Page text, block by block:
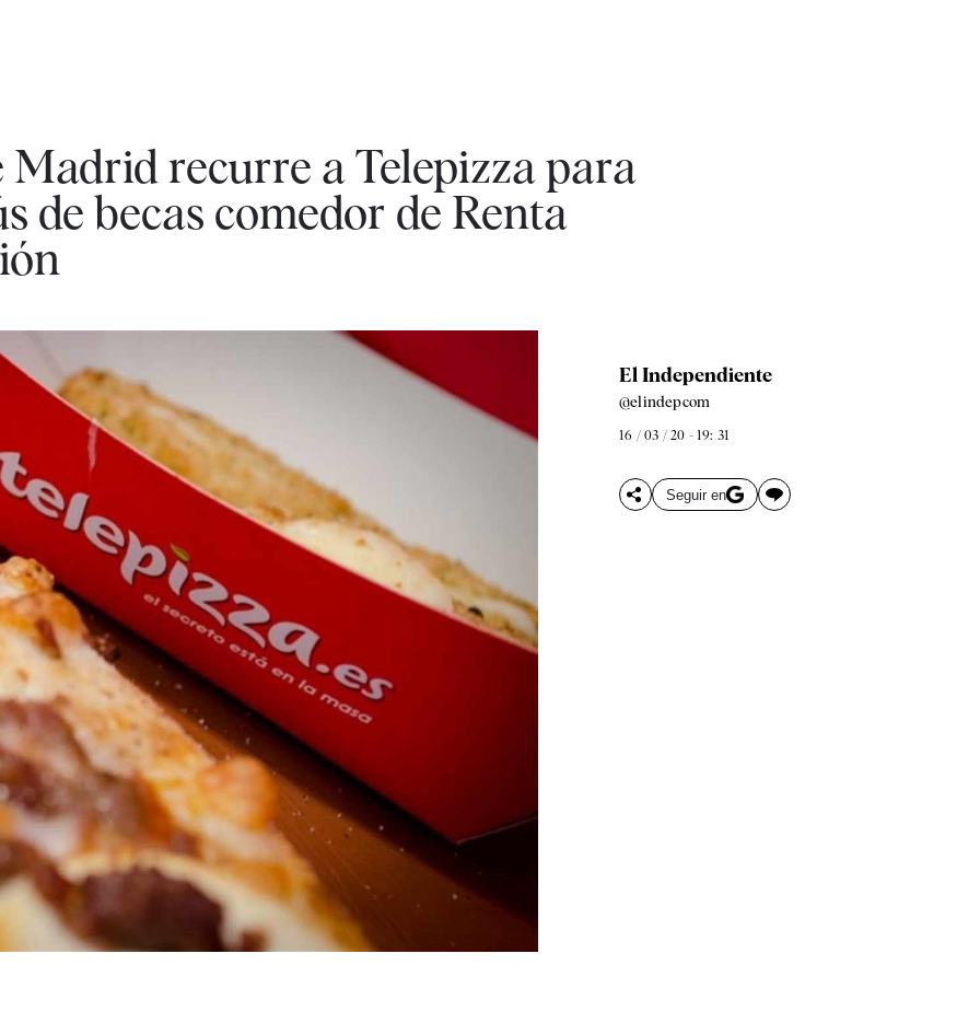
recurre a Telepizza para
de becas comedor de Renta
El Independiente
@elindepcom
16 / 03 / 20 - 19: 31
Seguir en